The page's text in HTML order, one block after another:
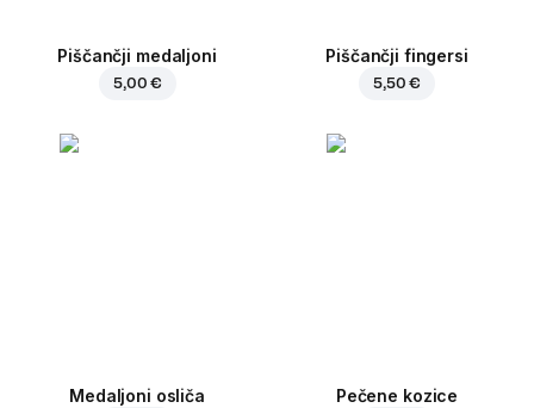
Piščančji medaljoni
5,00 €
Piščančji fingersi
5,50 €
Medaljoni osliča Pečene kozice